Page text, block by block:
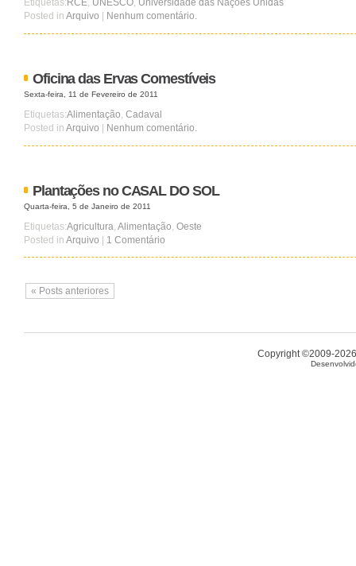
Etiquetas: RCE, UNESCO, Universidade das Nações Unidas
Posted in Arquivo Nenhum comentário.
Oficina das Ervas Comestíveis
Sexta-feira, 11 de Fevereiro de 2011
Etiquetas:Alimentação, Cadaval
Posted in Arquivo Nenhum comentário.
Plantações no CASAL DO SOL
Quarta-feira, 5 de Janeiro de 2011
Etiquetas:Agricultura, Alimentação, Oeste
Posted in Arquivo 1 Comentário
« Posts anteriores
Copyright ©2009-